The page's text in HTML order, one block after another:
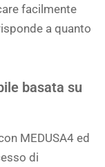
facilmente
a quanto
basata su
MEDUSA4 ed
di